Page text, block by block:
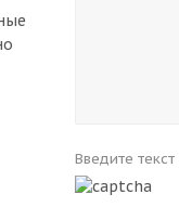
Введите